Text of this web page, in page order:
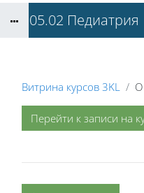
31.05.02 Педиатрия
Витрина курсов 3KL О
Перейти к записи на